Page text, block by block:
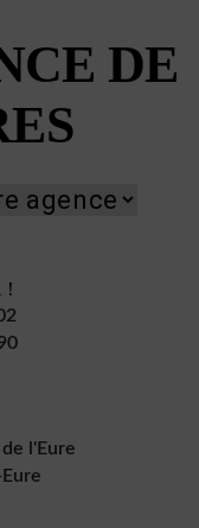
DE
!
l'Eure